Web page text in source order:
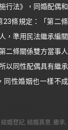
行法》，同婚配偶和
23條規定：「第二條
，準用民法繼承編關
二條關係雙方當事人
以同性配偶具有繼承
同性婚姻也一樣不成
結婚登記,結婚真意,繼承,